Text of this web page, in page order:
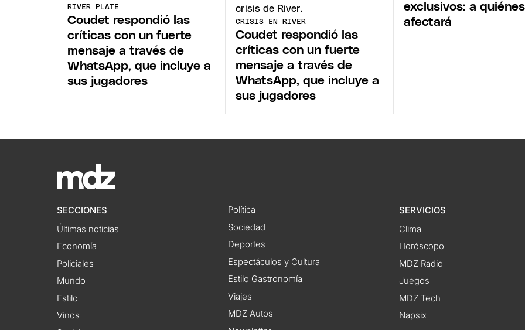
RIVER PLATE
Coudet respondió las
críticas con un fuerte
mensaje a través de
WhatsApp, que incluye a
sus jugadores
CRISIS EN RIVER
Coudet respondió las
críticas con un fuerte
mensaje a través de
WhatsApp, que incluye a
sus jugadores
exclusivos: a quiénes
afectará
SECCIONES
Últimas noticias
Economía
Policiales
Mundo
Estilo
Vinos
Política
Sociedad
Deportes
Espectáculos y Cultura
Estilo Gastronomía
Viajes
MDZ Autos
SERVICIOS
Clima
Horóscopo
MDZ Radio
Juegos
MDZ Tech
Napsix